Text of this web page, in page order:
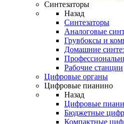
Синтезаторы
Назад
Синтезаторы
Аналоговые
Грувбоксы и
Домашние
Рабочие станции
Цифровые органы
Цифровые пианино
Назад
Цифровые
Бюджетные
Компактные